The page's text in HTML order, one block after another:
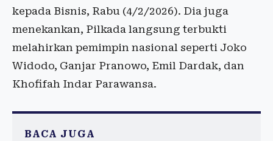
kepada Bisnis, Rabu (4/2/2026). Dia juga
menekankan, Pilkada langsung terbukti
melahirkan pemimpin nasional seperti Joko
Widodo, Ganjar Pranowo, Emil Dardak, dan
Khofifah Indar Parawansa.
BACA JUGA